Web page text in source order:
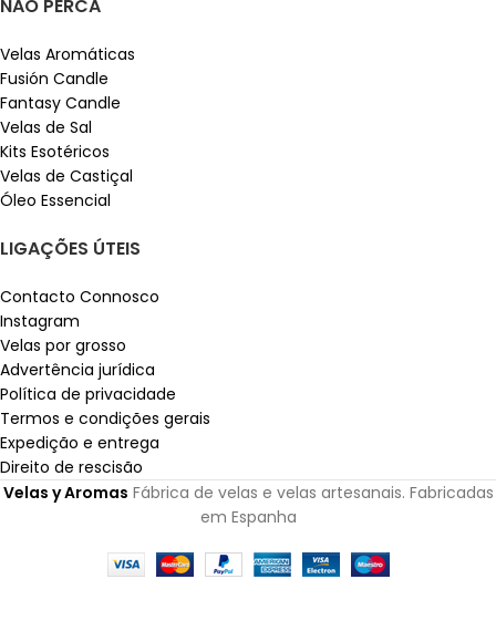
NÃO PERCA
Velas Aromáticas
Fusión Candle
Fantasy Candle
Velas de Sal
Kits Esotéricos
Velas de Castiçal
Óleo Essencial
LIGAÇÕES ÚTEIS
Contacto Connosco
Instagram
Velas por grosso
Advertência jurídica
Política de privacidade
Termos e condições gerais
Expedição e entrega
Direito de rescisão
Velas y Aromas Fábrica de velas e velas artesanais. Fabricadas
em Espanha